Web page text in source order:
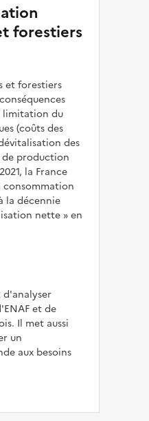
forestiers
et forestiers
limitation du
(coûts des
des
production
la France
consommation
la décennie
nette en
et de
Il met aussi
un
aux besoins